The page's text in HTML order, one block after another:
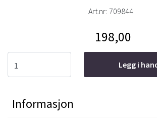
Art.nr: 709844
198,00
Legg i
Informasjon